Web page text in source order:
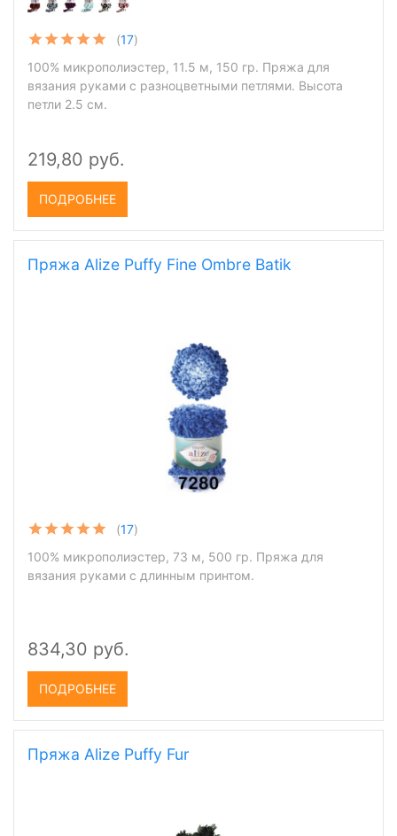
(17)
100% микрополиэстер, 11.5 м, 150 гр. Пряжа для
вязания руками с разноцветными петлями. Высота
петли 2.5 см.
219,80 руб.
ПОДРОБНЕЕ
Пряжа Alize Puffy Fine Ombre Batik
(17)
100% микрополиэстер, 73 м, 500 гр. Пряжа для
вязания руками с длинным принтом.
834,30 руб.
ПОДРОБНЕЕ
Пряжа Alize Puffy Fur